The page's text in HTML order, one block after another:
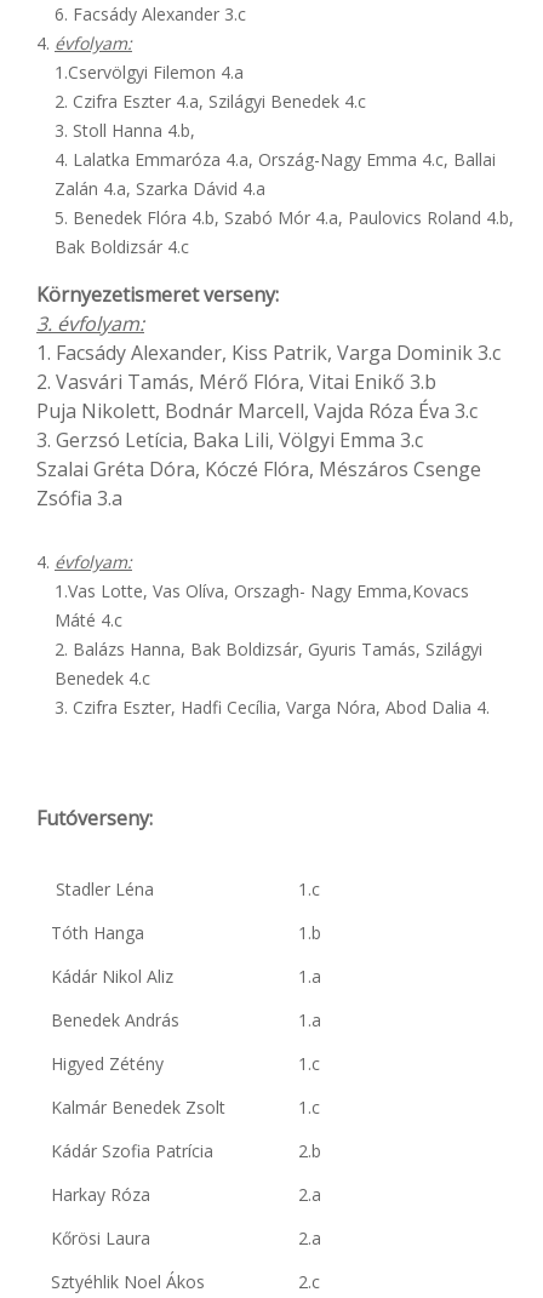
6. Facsády Alexander 3.c
évfolyam:
1.Cservölgyi Filemon 4.a
2. Czifra Eszter 4.a, Szilágyi Benedek 4.c
3. Stoll Hanna 4.b,
4. Lalatka Emmaróza 4.a, Ország-Nagy Emma 4.c, Ballai
Zalán 4.a, Szarka Dávid 4.a
5. Benedek Flóra 4.b, Szabó Mór 4.a, Paulovics Roland 4.b,
Bak Boldizsár 4.c
Környezetismeret verseny:
3. évfolyam:
1. Facsády Alexander, Kiss Patrik, Varga Dominik 3.c
2. Vasvári Tamás, Mérő Flóra, Vitai Enikő 3.b
Puja Nikolett, Bodnár Marcell, Vajda Róza Éva 3.c
3. Gerzsó Letícia, Baka Lili, Völgyi Emma 3.c
Szalai Gréta Dóra, Kóczé Flóra, Mészáros Csenge
Zsófia 3.a
évfolyam:
1.Vas Lotte, Vas Olíva, Orszagh- Nagy Emma,Kovacs
Máté 4.c
2. Balázs Hanna, Bak Boldizsár, Gyuris Tamás, Szilágyi
Benedek 4.c
3. Czifra Eszter, Hadfi Cecília, Varga Nóra, Abod Dalia 4.
Futóverseny:
Stadler Léna
1.c
Tóth Hanga
1.b
Kádár Nikol Aliz
1.a
Benedek András
1.a
Higyed Zétény
1.c
Kalmár Benedek Zsolt
1.c
Kádár Szofia Patrícia
2.b
Harkay Róza
2.a
Kőrösi Laura
2.a
Sztyéhlik Noel Ákos
2.c